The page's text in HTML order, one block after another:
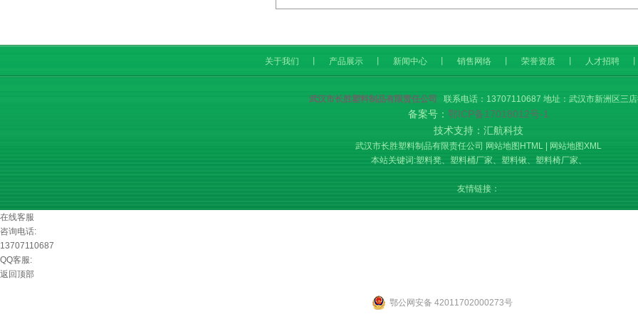
关于我们 产品展示 新闻中心 销售网络 荣誉资质 人才招聘
武汉市长胜塑料制品有限责任公司 联系电话：13707110687 地址：武汉市新洲区三
备案号： 鄂ICP备17018012号-1
技术支持：汇航科技
武汉市长胜塑料制品有限责任公司 网站地图HTML
网站地图XML
本站关键词:塑料凳、 塑料桶厂家、 塑料锹、 塑料椅厂家、
友情链接：
在线客服
咨询电话:
13707110687
QQ客服:
返回顶部
鄂公网安备 42011702000273号